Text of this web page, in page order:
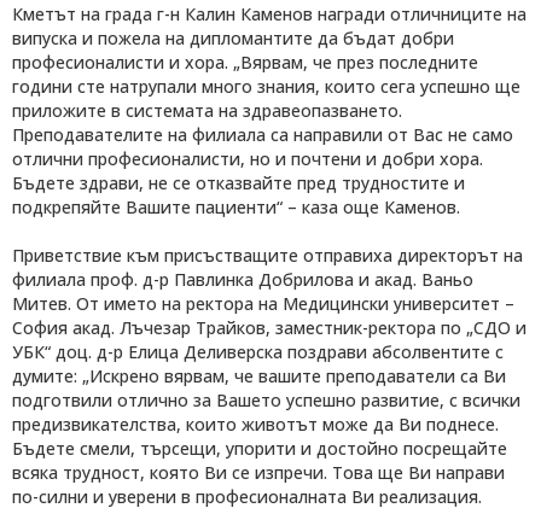
Кметът на града г-н Калин Каменов награди отличниците на
випуска и пожела на дипломантите да бъдат добри
професионалисти и хора. „Вярвам, че през последните
години сте натрупали много знания, които сега успешно ще
приложите в системата на здравеопазването.
Преподавателите на филиала са направили от Вас не само
отлични професионалисти, но и почтени и добри хора.
Бъдете здрави, не се отказвайте пред трудностите и
подкрепяйте Вашите пациенти“ – каза още Каменов.
Приветствие към присъстващите отправиха директорът на
филиала проф. д-р Павлинка Добрилова и акад. Ваньо
Митев. От името на ректора на Медицински университет –
София акад. Лъчезар Трайков, заместник-ректора по „СДО и
УБК“ доц. д-р Елица Деливерска поздрави абсолвентите с
думите: „Искрено вярвам, че вашите преподаватели са Ви
подготвили отлично за Вашето успешно развитие, с всички
предизвикателства, които животът може да Ви поднесе.
Бъдете смели, търсещи, упорити и достойно посрещайте
всяка трудност, която Ви се изпречи. Това ще Ви направи
по-силни и уверени в професионалната Ви реализация.